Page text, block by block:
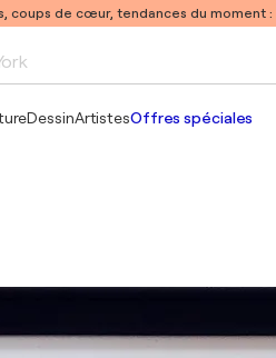
coups de cœur, tendances du moment :
DessinArtistesOffres spéciales